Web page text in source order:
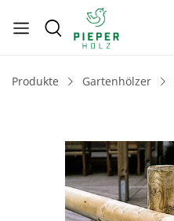
Produkte Gartenhölzer
Bildergalerie überspringen